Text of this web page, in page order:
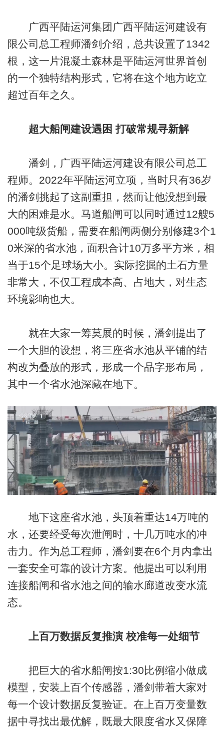
广西平陆运河集团广西平陆运河建设有
限公司总工程师潘剑介绍，总共设置了1342
根，这一片混凝土森林是平陆运河世界首创
的一个独特结构形式，它将在这个地方屹立
超过百年之久。
超大船闸建设遇困 打破常规寻新解
潘剑，广西平陆运河建设有限公司总工
程师。2022年平陆运河立项，当时只有36岁
的潘剑挑起了这副重担，然而让他没想到最
大的困难是水。马道船闸可以同时通过12艘5
000吨级货船，需要在船闸两侧分别修建3个1
0米深的省水池，面积合计10万多平方米，相
当于15个足球场大小。实际挖掘的土石方量
非常大，不仅工程成本高、占地大，对生态
环境影响也大。
就在大家一筹莫展的时候，潘剑提出了
一个大胆的设想，将三座省水池从平铺的结
构改为叠放的形式，形成一个品字形布局，
其中一个省水池深藏在地下。
地下这座省水池，头顶着重达14万吨的
水，还要经受每次泄闸时，十几万吨水的冲
击力。作为总工程师，潘剑要在6个月内拿出
一套安全可靠的设计方案。他提出可以利用
连接船闸和省水池之间的输水廊道改变水流
态。
上百万数据反复推演 校准每一处细节
把巨大的省水船闸按1:30比例缩小做成
模型，安装上百个传感器，潘剑带着大家对
每一个设计数据反复验证。在上百万变量数
据中寻找出最优解，既最大限度省水又保障